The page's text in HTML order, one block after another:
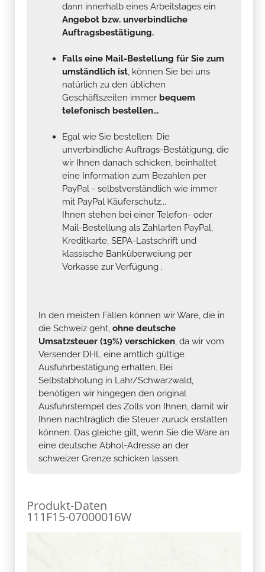
dann innerhalb eines Arbeitstages ein
Angebot bzw. unverbindliche
Auftragsbestätigung.
Falls eine Mail-Bestellung für Sie zum
umständlich ist, können Sie bei uns
natürlich zu den üblichen
Geschäftszeiten immer bequem
telefonisch bestellen...
Egal wie Sie bestellen: Die
unverbindliche Auftrags-Bestätigung, die
wir Ihnen danach schicken, beinhaltet
eine Information zum Bezahlen per
PayPal - selbstverständlich wie immer
mit PayPal Käuferschutz...
Ihnen stehen bei einer Telefon- oder
Mail-Bestellung als Zahlarten PayPal,
Kreditkarte, SEPA-Lastschrift und
klassische Banküberweiung per
Vorkasse zur Verfügung .
In den meisten Fällen können wir Ware, die in
die Schweiz geht, ohne deutsche
Umsatzsteuer (19%) verschicken, da wir vom
Versender DHL eine amtlich gültige
Ausfuhrbestätigung erhalten. Bei
Selbstabholung in Lahr/Schwarzwald,
benötigen wir hingegen den original
Ausfuhrstempel des Zolls von Ihnen, damit wir
Ihnen nachträglich die Steuer zurück erstatten
können. Das gleiche gilt, wenn Sie die Ware an
eine deutsche Abhol-Adresse an der
schweizer Grenze schicken lassen.
Produkt-Daten
111F15-07000016W